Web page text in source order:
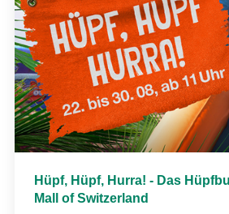
Hüpf, Hüpf, Hurra! - Das
Mall of Switzerland